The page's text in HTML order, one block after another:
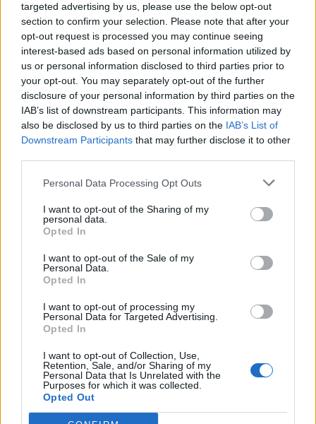
targeted advertising by us, please use the below opt-out
section to confirm your selection. Please note that after your
opt-out request is processed you may continue seeing
interest-based ads based on personal information utilized by
us or personal information disclosed to third parties prior to
your opt-out. You may separately opt-out of the further
disclosure of your personal information by third parties on the
IAB’s list of downstream participants. This information may
also be disclosed by us to third parties on the IAB’s List of
Downstream Participants that may further disclose it to other
Personal Data Processing Opt Outs
I want to opt-out of the Sharing of my
personal data.
Opted In
I want to opt-out of the Sale of my
Personal Data.
Opted In
I want to opt-out of processing my
Personal Data for Targeted Advertising.
Opted In
I want to opt-out of Collection, Use,
Retention, Sale, and/or Sharing of my
Personal Data that Is Unrelated with the
Purposes for which it was collected.
Opted Out
22:30
Αυτές είναι οι πιο επικίνδυνες εβδομάδες για μεγάλες
πυρκαγιές
Χρήστος Δάντης: «Δεν περίμενα την αχαριστία, 22 χρόνια
μετά και συνάδελφοι προσπαθούν να ξεχάσουν ότι
έγραψα αυτό το τραγούδι»
Ξεκινούν τα δοκιμαστικά δρομολόγια της επέκτασης του
22:05
Τζόκερ: Αυτοί είναι οι τυχεροί αριθμοί που κερδίζουν
πάνω από 2 εκατ. ευρώ
ΣΧΕΤΙΚA AΡΘΡΑ
30χρονη έπεσε στη θάλασσα από την γέφυρα της
ΕΛΛAΔΑ 23:43